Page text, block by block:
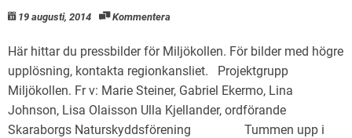
19 augusti, 2014 Kommentera
Här hittar du pressbilder för Miljökollen. För bilder med högre
upplösning, kontakta regionkansliet. Projektgrupp
Miljökollen. Fr v: Marie Steiner, Gabriel Ekermo, Lina
Johnson, Lisa Olaisson Ulla Kjellander, ordförande
Skaraborgs Naturskyddsförening Tummen upp i